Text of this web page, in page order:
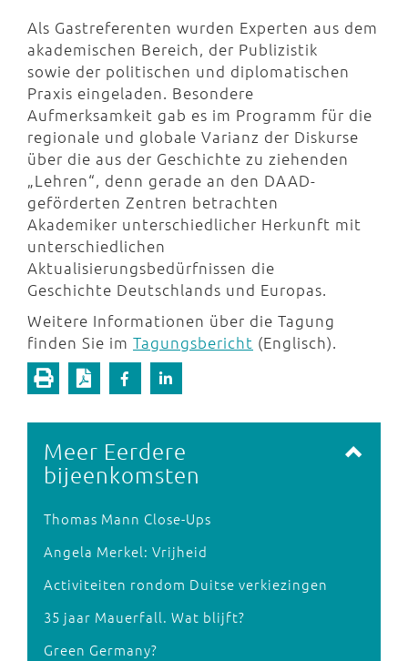
Als Gastreferenten wurden Experten aus dem
akademischen Bereich, der Publizistik
sowie der politischen und diplomatischen
Praxis eingeladen. Besondere
Aufmerksamkeit gab es im Programm für die
regionale und globale Varianz der Diskurse
über die aus der Geschichte zu ziehenden
„Lehren“, denn gerade an den DAAD-
geförderten Zentren betrachten
Akademiker unterschiedlicher Herkunft mit
unterschiedlichen
Aktualisierungsbedürfnissen die
Geschichte Deutschlands und Europas.
Weitere Informationen über die Tagung
finden Sie im Tagungsbericht (Englisch).
Meer Eerdere
bijeenkomsten
Thomas Mann Close-Ups
Angela Merkel: Vrijheid
Activiteiten rondom Duitse verkiezingen
35 jaar Mauerfall. Wat blijft?
Green Germany?